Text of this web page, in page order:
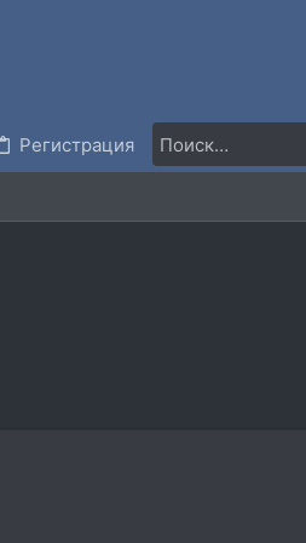
Регистрация